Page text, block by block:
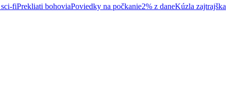
fiPrekliati bohoviaPoviedky na počkanie2% z daneKúzla zajtrajška